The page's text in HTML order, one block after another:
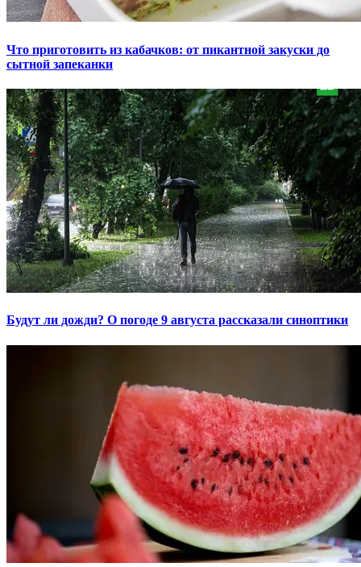
Что приготовить из кабачков: от пикантной закуски до
сытной запеканки
Будут ли дожди? О погоде 9 августа рассказали синоптики